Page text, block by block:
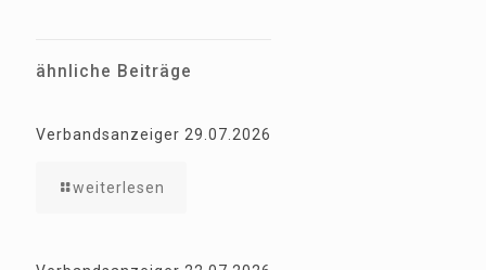
ähnliche Beiträge
Verbandsanzeiger 29.07.2026
weiterlesen